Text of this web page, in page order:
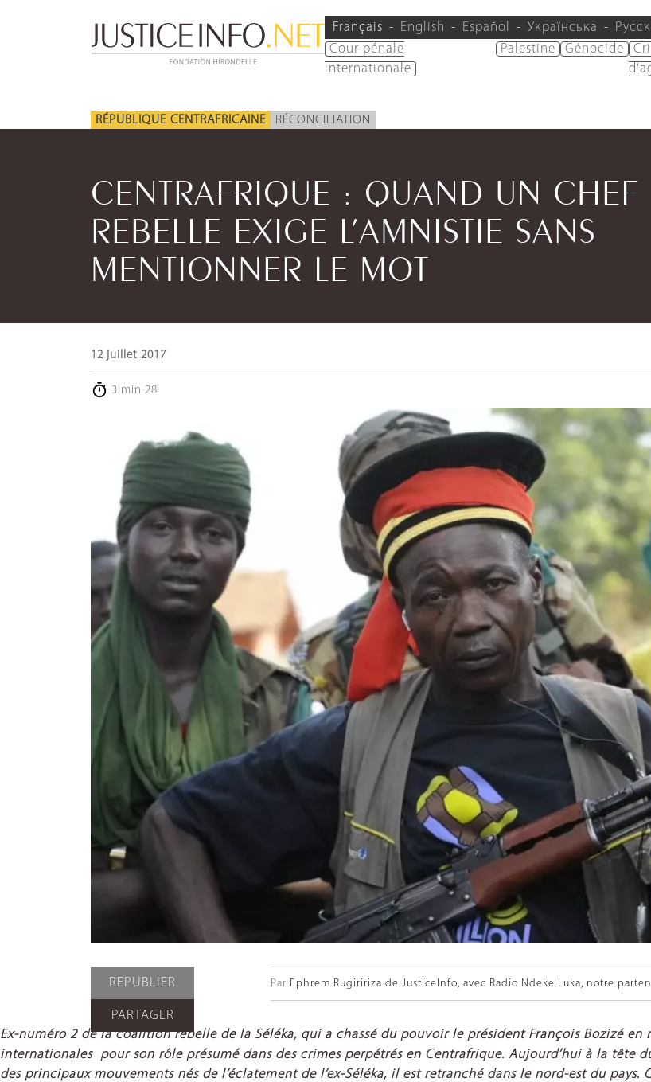
Français English Español Українська
Cour pénale
internationale
Palestine Génocide
RÉPUBLIQUE CENTRAFRICAINE RÉCONCILIATION
CENTRAFRIQUE : QUAND UN CHEF
REBELLE EXIGE L’AMNISTIE SANS
MENTIONNER LE MOT
12 juillet 2017
3 min 28
REPUBLIER
PARTAGER
Par Ephrem Rugiririza de JusticeInfo, avec Radio Ndeke Luka, notre
Ex-numéro 2 de la coalition rebelle de la Séléka, qui a chassé du pouvoir le président François Bozizé
internationales pour son rôle présumé dans des crimes perpétrés en Centrafrique. Aujourd’hui à la tête
des principaux mouvements nés de l’éclatement de l’ex-Séléka, il est retranché dans le nord-est du pays.